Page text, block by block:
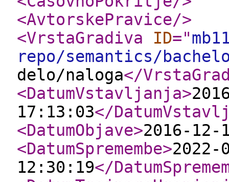
<AvtorskePravice/>
<VrstaGradiva
ID="
repo/semantics/
delo/naloga</
<DatumVstavljanja>
17:13:03</
<DatumObjave>2016-12-
<DatumSpremembe>2022-
12:30:19</